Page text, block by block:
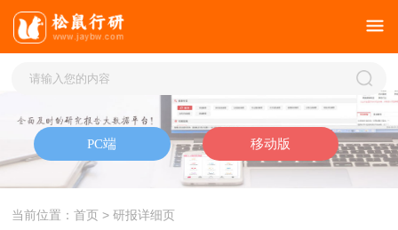
当前位置：首页 > 研报详细页